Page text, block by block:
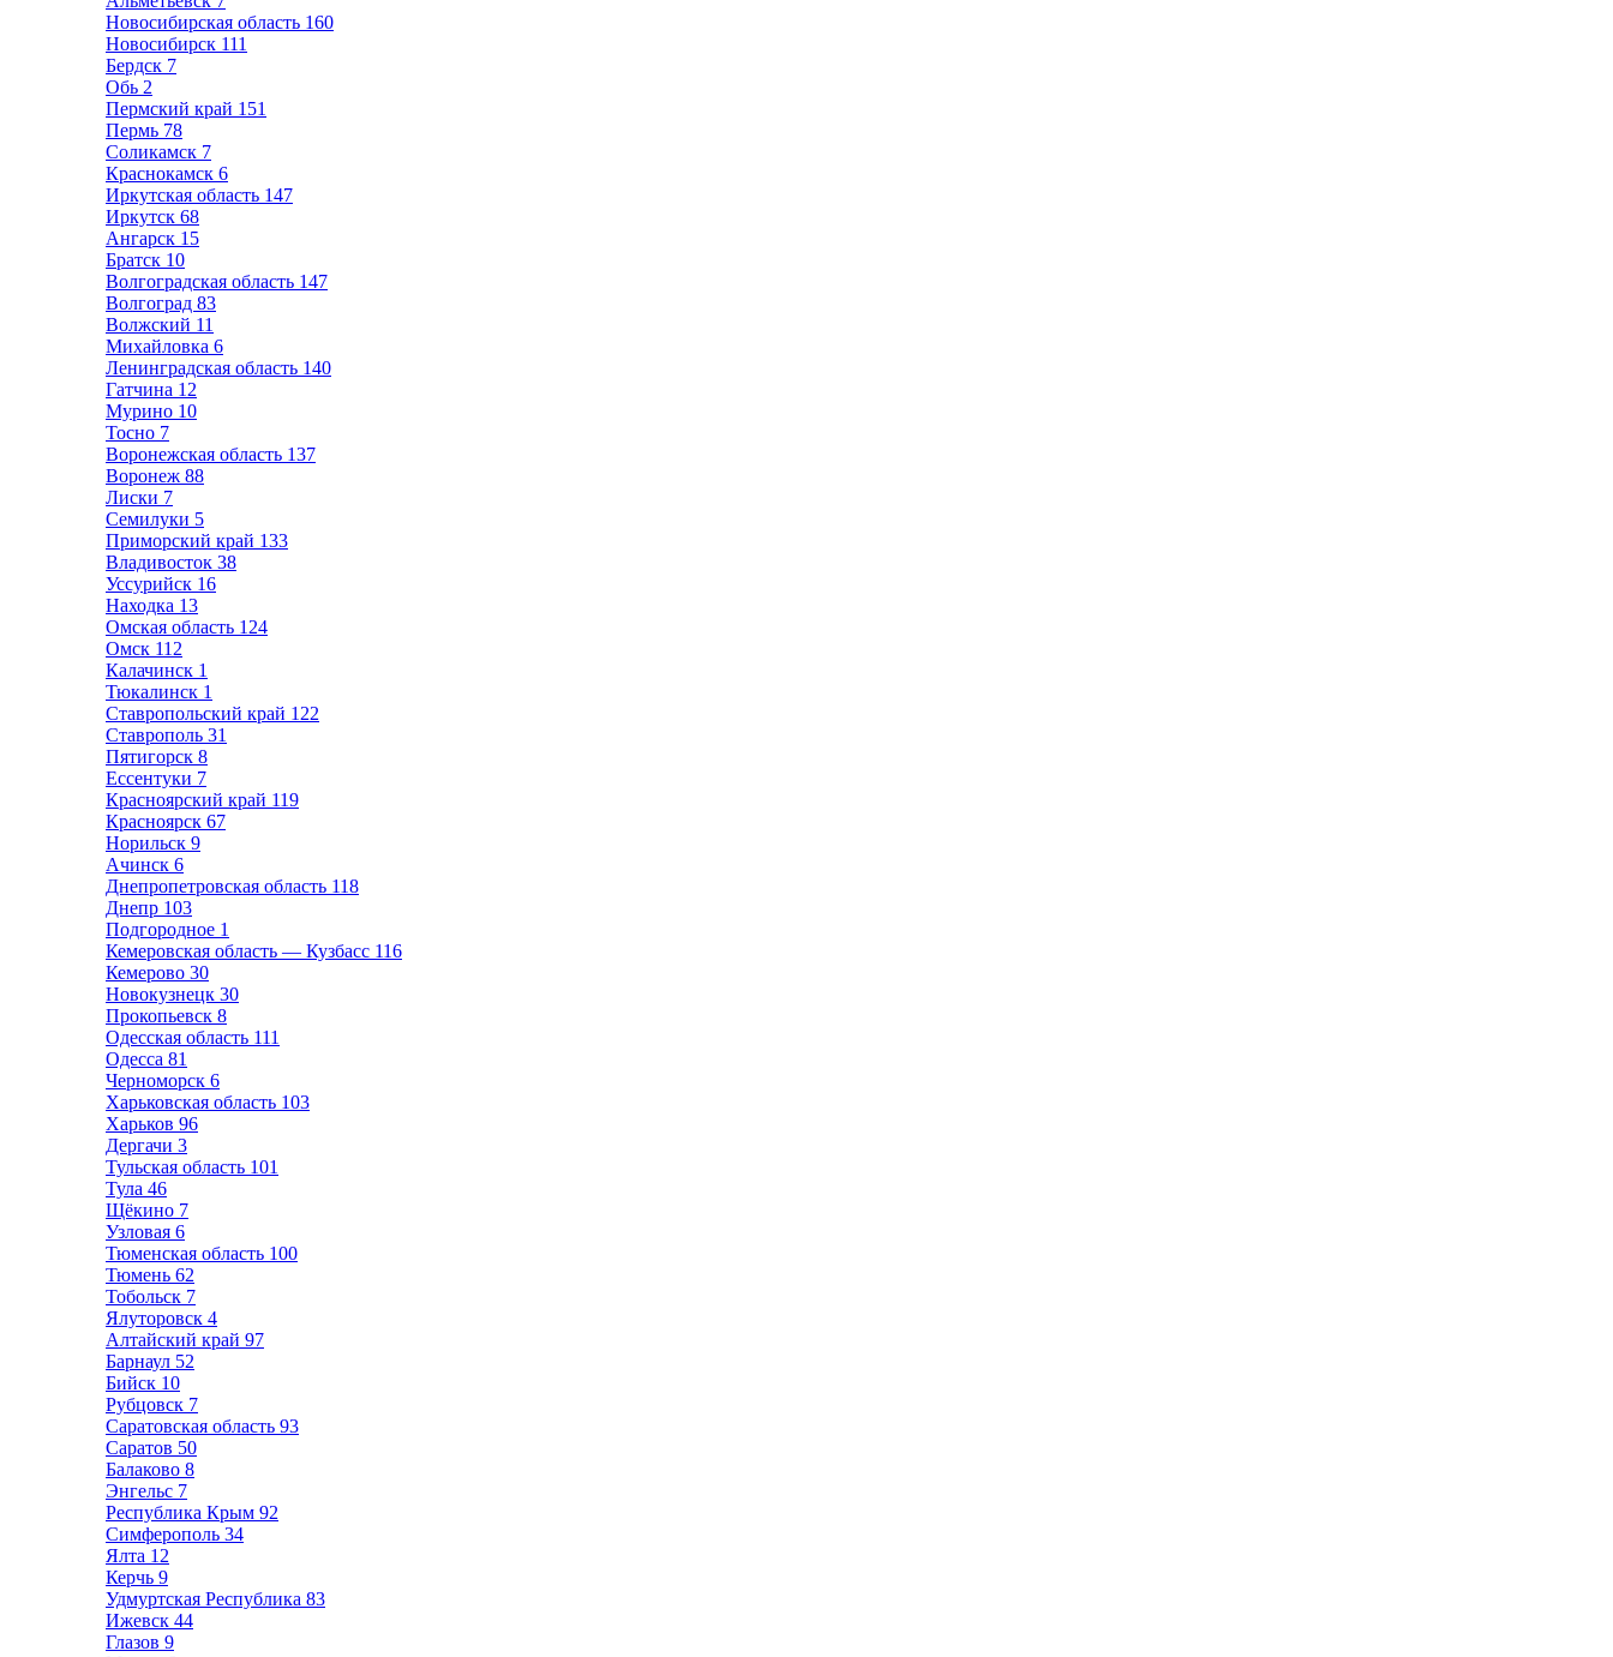
Новосибирская область 160
Новосибирск 111
Бердск 7
Обь 2
Пермский край 151
Пермь 78
Соликамск 7
Краснокамск 6
Иркутская область 147
Иркутск 68
Ангарск 15
Братск 10
Волгоградская область 147
Волгоград 83
Волжский 11
Михайловка 6
Ленинградская область 140
Гатчина 12
Мурино 10
Тосно 7
Воронежская область 137
Воронеж 88
Лиски 7
Семилуки 5
Приморский край 133
Владивосток 38
Уссурийск 16
Находка 13
Омская область 124
Омск 112
Калачинск 1
Тюкалинск 1
Ставропольский край 122
Ставрополь 31
Пятигорск 8
Ессентуки 7
Красноярский край 119
Красноярск 67
Норильск 9
Ачинск 6
Днепропетровская область 118
Днепр 103
Подгородное 1
Кемеровская область — Кузбасс 116
Кемерово 30
Новокузнецк 30
Прокопьевск 8
Одесская область 111
Одесса 81
Черноморск 6
Харьковская область 103
Харьков 96
Дергачи 3
Тульская область 101
Тула 46
Щёкино 7
Узловая 6
Тюменская область 100
Тюмень 62
Тобольск 7
Ялуторовск 4
Алтайский край 97
Барнаул 52
Бийск 10
Рубцовск 7
Саратовская область 93
Саратов 50
Балаково 8
Энгельс 7
Республика Крым 92
Симферополь 34
Ялта 12
Керчь 9
Удмуртская Республика 83
Ижевск 44
Глазов 9